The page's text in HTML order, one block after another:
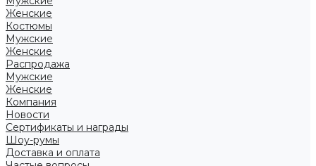
Женские
Костюмы
Мужские
Женские
Распродажа
Мужские
Женские
Компания
Новости
Сертификаты и награды
Шоу-румы
Доставка и оплата